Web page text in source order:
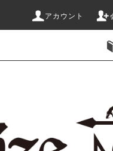
アカウント